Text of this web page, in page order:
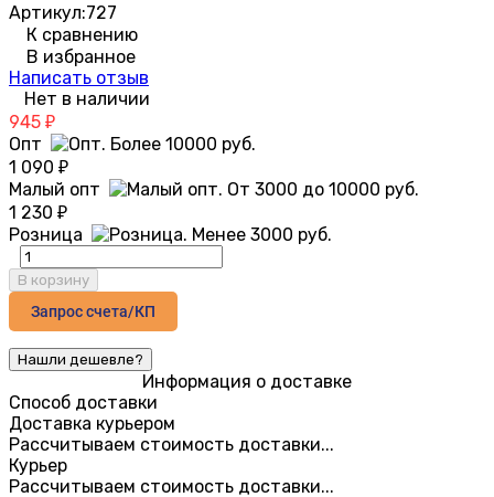
Артикул:727
К сравнению
В избранное
Написать отзыв
Нет в наличии
945 ₽
Опт
1 090 ₽
Малый опт
1 230 ₽
Розница
В корзину
Запрос счета/КП
Информация о доставке
Способ доставки
Доставка курьером
Рассчитываем стоимость доставки...
Курьер
Рассчитываем стоимость доставки...